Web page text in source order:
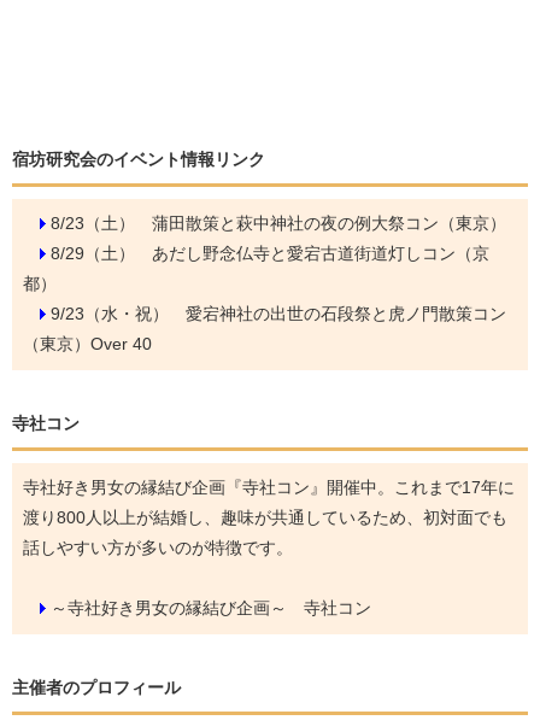
宿坊研究会のイベント情報リンク
8/23（土） 蒲田散策と萩中神社の夜の例大祭コン（東京）
8/29（土） あだし野念仏寺と愛宕古道街道灯しコン（京
都）
9/23（水・祝） 愛宕神社の出世の石段祭と虎ノ門散策コン
（東京）Over 40
寺社コン
寺社好き男女の縁結び企画『寺社コン』開催中。これまで17年に
渡り800人以上が結婚し、趣味が共通しているため、初対面でも
話しやすい方が多いのが特徴です。
～寺社好き男女の縁結び企画～ 寺社コン
主催者のプロフィール